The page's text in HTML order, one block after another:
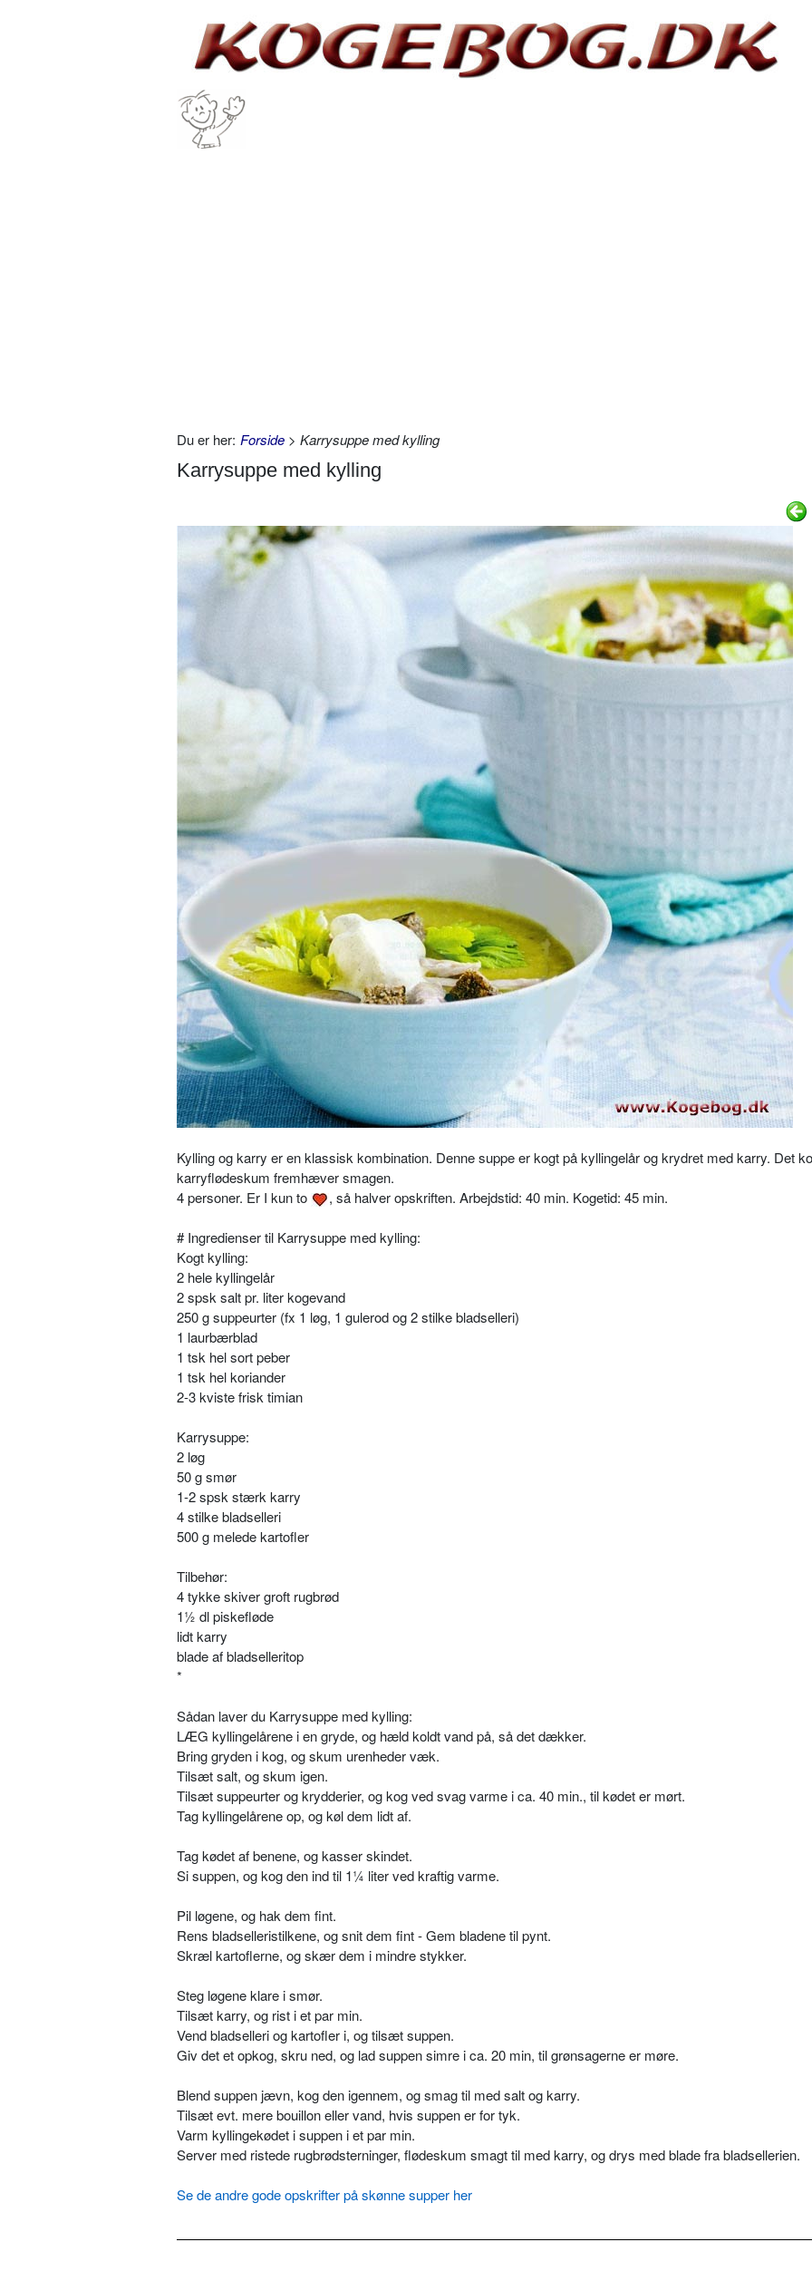
Du er her: Forside > Karrysuppe med kylling
Karrysuppe med kylling
Kylling og karry er en klassisk kombination. Denne suppe er kogt på kyllingelår og krydret med karry. Det
karryflødeskum fremhæver smagen.
4 personer. Er I kun to
, så halver opskriften. Arbejdstid: 40 min. Kogetid: 45 min.
# Ingredienser til Karrysuppe med kylling:
Kogt kylling:
2 hele kyllingelår
2 spsk salt pr. liter kogevand
250 g suppeurter (fx 1 løg, 1 gulerod og 2 stilke bladselleri)
1 laurbærblad
1 tsk hel sort peber
1 tsk hel koriander
2-3 kviste frisk timian
Karrysuppe:
2 løg
50 g smør
1-2 spsk stærk karry
4 stilke bladselleri
500 g melede kartofler
Tilbehør:
4 tykke skiver groft rugbrød
1½ dl piskefløde
lidt karry
blade af bladselleritop
*
Sådan laver du Karrysuppe med kylling:
LÆG kyllingelårene i en gryde, og hæld koldt vand på, så det dækker.
Bring gryden i kog, og skum urenheder væk.
Tilsæt salt, og skum igen.
Tilsæt suppeurter og krydderier, og kog ved svag varme i ca. 40 min., til kødet er mørt.
Tag kyllingelårene op, og køl dem lidt af.
Tag kødet af benene, og kasser skindet.
Si suppen, og kog den ind til 1¼ liter ved kraftig varme.
Pil løgene, og hak dem fint.
Rens bladselleristilkene, og snit dem fint - Gem bladene til pynt.
Skræl kartoflerne, og skær dem i mindre stykker.
Steg løgene klare i smør.
Tilsæt karry, og rist i et par min.
Vend bladselleri og kartofler i, og tilsæt suppen.
Giv det et opkog, skru ned, og lad suppen simre i ca. 20 min, til grønsagerne er møre.
Blend suppen jævn, kog den igennem, og smag til med salt og karry.
Tilsæt evt. mere bouillon eller vand, hvis suppen er for tyk.
Varm kyllingekødet i suppen i et par min.
Server med ristede rugbrødsterninger, flødeskum smagt til med karry, og drys med blade fra bladsellerien.
Se de andre gode opskrifter på skønne supper her